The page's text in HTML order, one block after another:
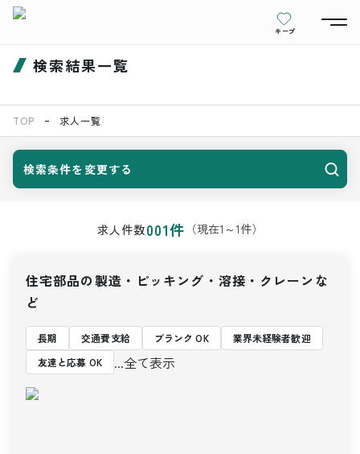
キープ
検索結果一覧
TOP 求人一覧
検索条件を変更する
求人件数001件 （現在1 ～1件）
住宅部品の製造・ピッキング・溶接・クレーンな
ど
長期 交通費支給 ブランク OK
業界未経験者歓迎
友達と応募 OK
...全て表示